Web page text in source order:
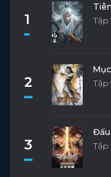
1
Tập
2
Tập
3
Đấu
Tập